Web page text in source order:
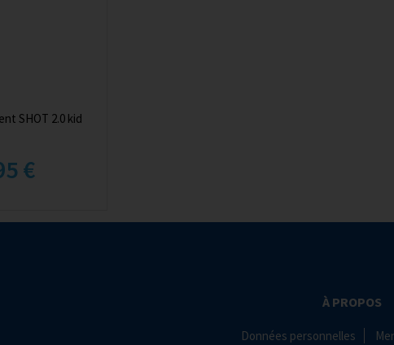
SHOT 2.0 kid
€
À PROPOS
Données personnelles